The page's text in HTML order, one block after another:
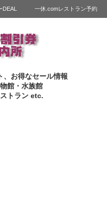
一休.comレストラン予約
、お得なセール情報
館・水族館
トラン etc.